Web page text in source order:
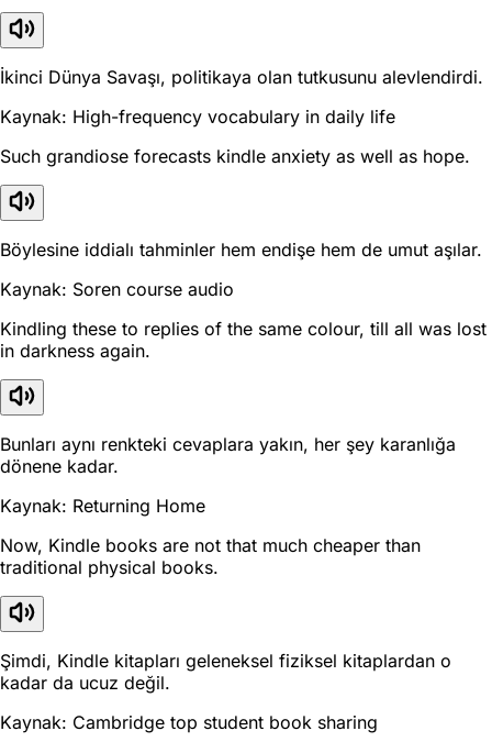
İkinci Dünya Savaşı, politikaya olan tutkusunu alevlendirdi.
Kaynak: High-frequency vocabulary in daily life
Such grandiose forecasts kindle anxiety as well as hope.
Böylesine iddialı tahminler hem endişe hem de umut aşılar.
Kaynak: Soren course audio
Kindling these to replies of the same colour, till all was lost
in darkness again.
Bunları aynı renkteki cevaplara yakın, her şey karanlığa
dönene kadar.
Kaynak: Returning Home
Now, Kindle books are not that much cheaper than
traditional physical books.
Şimdi, Kindle kitapları geleneksel fiziksel kitaplardan o
kadar da ucuz değil.
Kaynak: Cambridge top student book sharing